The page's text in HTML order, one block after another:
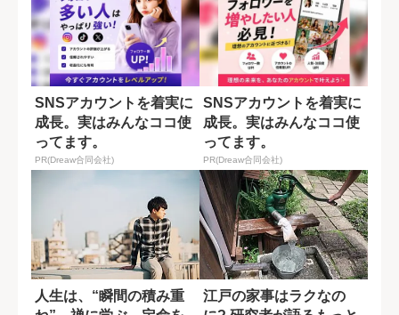
SNSアカウントを着実に
成長。実はみんなココ使
ってます。
PR(Dreaw合同会社)
SNSアカウントを着実に
成長。実はみんなココ使
ってます。
PR(Dreaw合同会社)
人生は、“瞬間の積み重
江戸の家事はラクなの